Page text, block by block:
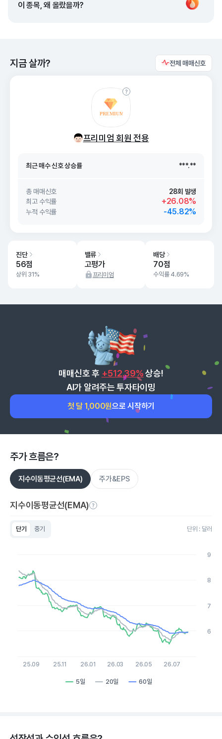
이 종목, 왜 올랐을까?
지금 살까? 전체 매매신호
프리미엄 회원 전용
26. 08/06
최근 매수 신호 상승률 ***.**
최근 매수 신호 ***.**
총 매매신호
28회 발생
최고 수익률
+26.08%
누적 수익률 -45.82%
진단
56점
상위 31%
밸류
고평가
프리미엄
배당
70점
수익률 4.69%
매매신호 후 +512.39% 상승!
AI가 알려주는 투자타이밍
첫 달 1,000원으로 시작하기
주가 흐름은?
지수이동평균선(EMA) 주가&EPS
지수이동평균선(EMA)
단기 중기 단위 : 달러
The chart has 1 X axis displaying Time. Data ranges from
The chart has 1 Y axis displaying values. Data ranges from
5일 20일 60일
25.09 25.11 26.01 26.03 26.05 26.07
6
7
8
9